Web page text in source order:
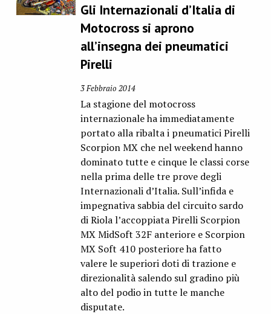
Gli Internazionali d’Italia di
Motocross si aprono
all’insegna dei pneumatici
Pirelli
3 Febbraio 2014
La stagione del motocross
internazionale ha immediatamente
portato alla ribalta i pneumatici Pirelli
Scorpion MX che nel weekend hanno
dominato tutte e cinque le classi corse
nella prima delle tre prove degli
Internazionali d’Italia. Sull’infida e
impegnativa sabbia del circuito sardo
di Riola l’accoppiata Pirelli Scorpion
MX MidSoft 32F anteriore e Scorpion
MX Soft 410 posteriore ha fatto
valere le superiori doti di trazione e
direzionalità salendo sul gradino più
alto del podio in tutte le manche
disputate.